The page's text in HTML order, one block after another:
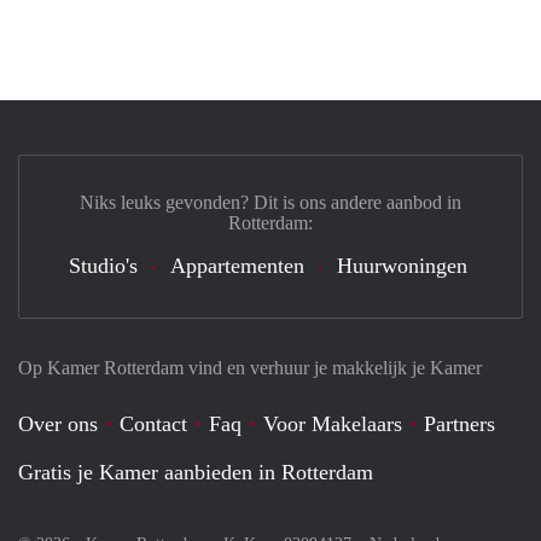
Op Kamer Rotterdam vind en verhuur je makkelijk je Kamer
Over ons Contact Faq Voor Makelaars
Partners
Gratis je Kamer aanbieden in Rotterdam
Niks leuks gevonden? Dit is ons andere aanbod in
Rotterdam:
Studio's Appartementen Huurwoningen